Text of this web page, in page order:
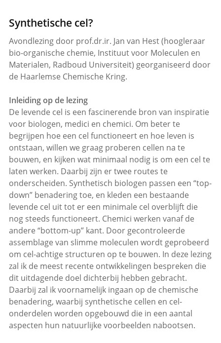
Synthetische cel?
Avondlezing door prof.dr.ir. Jan van Hest (hoogleraar
bio-organische chemie, Instituut voor Moleculen en
Materialen, Radboud Universiteit) georganiseerd door
de Haarlemse Chemische Kring.
Inleiding op de lezing
De levende cel is een fascinerende bron van inspiratie
voor biologen, medici en chemici. Om beter te
begrijpen hoe een cel functioneert en hoe leven is
ontstaan, willen we graag proberen cellen na te
bouwen, en kijken wat minimaal nodig is om een cel te
laten werken. Daarbij zijn er twee routes te
onderscheiden. Synthetisch biologen passen een “top-
down” benadering toe, en kleden een bestaande
levende cel uit tot er een minimale cel overblijft die
nog steeds functioneert. Chemici werken vanaf de
andere “bottom-up” kant. Door gecontroleerde
assemblage van slimme moleculen wordt geprobeerd
om cel-achtige structuren op te bouwen. In deze lezing
zal ik de meest recente ontwikkelingen bespreken die
dit uitdagende doel dichterbij hebben gebracht.
Daarbij zal ik voornamelijk ingaan op de chemische
benadering, waarbij synthetische cellen en cel-
onderdelen worden opgebouwd die in een aantal
aspecten hun natuurlijke voorbeelden nabootsen.